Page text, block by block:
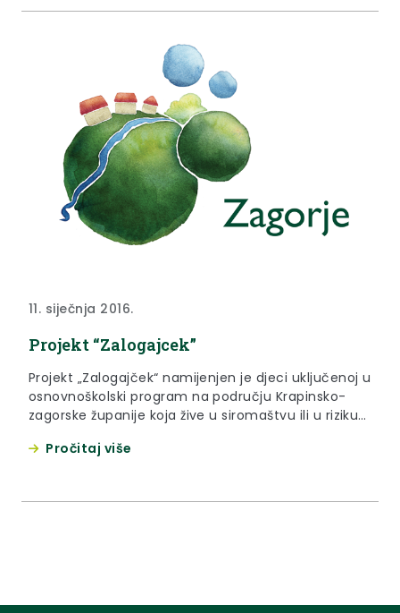
11. siječnja 2016.
Projekt “Zalogajcek”
Projekt „Zalogajček“ namijenjen je djeci uključenoj u
osnovnoškolski program na području Krapinsko-
zagorske županije koja žive u siromaštvu ili u riziku
2015/2016. od ukupno 9688 učenika osnovnih škola
Pročitaj više